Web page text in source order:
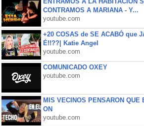
CONTRAMOS A MARIANA - Y...
youtube.com
+20 COSAS de SE ACABÓ que
É!!??| Katie Angel
youtube.com
COMUNICADO OXEY
youtube.com
MIS VECINOS PENSARON QUE
ON
youtube.com